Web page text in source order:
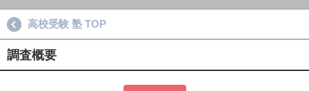
高校受験 塾 TOP
調査概要